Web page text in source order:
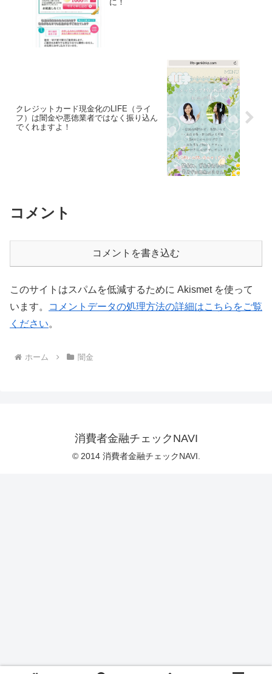
に！
クレジットカード現金化のLIFE（ライ
フ）は闇金や悪徳業者ではなく振り込ん
でくれますよ！
コメント
コメントを書き込む
このサイトはスパムを低減するために Akismet を使って
います。
コメントデータの処理方法の詳細はこちらをご覧
ください。
ホーム 闇金
消費者金融チェックNAVI
© 2014 消費者金融チェックNAVI.